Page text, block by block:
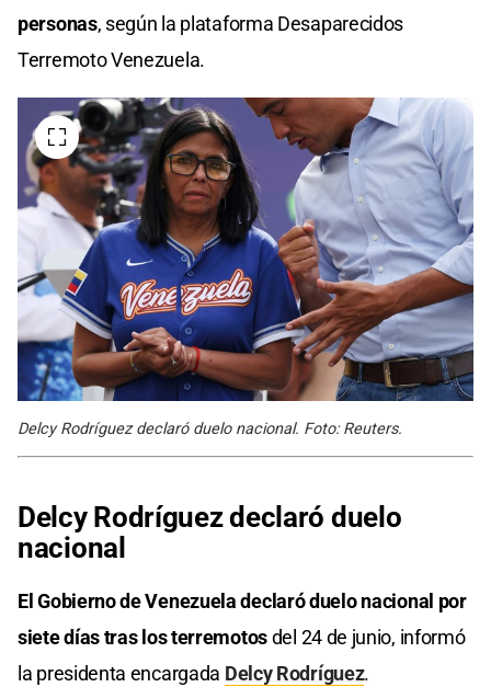
personas, según la plataforma Desaparecidos
Terremoto Venezuela.
Delcy Rodríguez declaró duelo nacional. Foto: Reuters.
Delcy Rodríguez declaró duelo
nacional
El Gobierno de Venezuela declaró duelo nacional por
siete días tras los terremotosdel 24 de junio, informó
la presidenta encargada Delcy Rodríguez.